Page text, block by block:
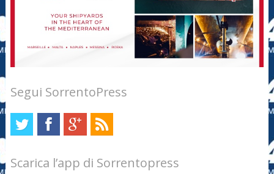
Segui SorrentoPress
Scarica l’app di Sorrentopress